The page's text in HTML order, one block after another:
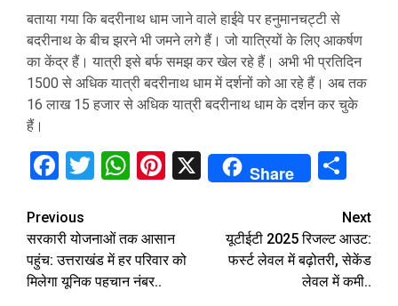
बताया गया कि बदरीनाथ धाम जाने वाले हाईवे पर हनुमानचट्टी से
बदरीनाथ के बीच झरने भी जमने लगे हैं। जो यात्रियों के लिए आकर्षण
का केंद्र हैं। यात्री इसे बर्फ समझ कर खेल रहे हैं। अभी भी प्रतिदिन
1500 से अधिक यात्री बदरीनाथ धाम में दर्शनों को आ रहे हैं। अब तक
16 लाख 15 हजार से अधिक यात्री बदरीनाथ धाम के दर्शन कर चुके
हैं।
Facebook
Twitter
WhatsApp
Pinterest
X Share
Continue
Reading
Previous
सरकारी योजनाओं तक आसान
पहुंच: उत्तराखंड में हर परिवार को
मिलेगा यूनिक पहचान नंबर..
Next
यूटीईटी 2025 रिजल्ट आउट:
फर्स्ट लेवल में बढ़ोतरी, सेकेंड
लेवल में कमी..